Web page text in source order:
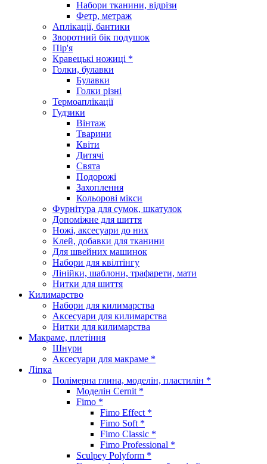
Набори тканини, відрізи
Фетр, метраж
Аплікації, бантики
Зворотний бік подушок
Пір'я
Кравецькі ножиці *
Голки, булавки
Булавки
Голки різні
Термоаплікації
Гудзики
Вінтаж
Тварини
Квіти
Дитячі
Свята
Подорожі
Захоплення
Кольорові мікси
Фурнітура для сумок, шкатулок
Допоміжне для шиття
Ножі, аксесуари до них
Клей, добавки для тканини
Для швейних машинок
Набори для квілтінгу
Лінійки, шаблони, трафарети, мати
Нитки для шиття
Килимарство
Набори для килимарства
Аксесуари для килимарства
Нитки для килимарства
Макраме, плетіння
Шнури
Аксесуари для макраме *
Ліпка
Полімерна глина, моделін, пластилін *
Моделін Cernit *
Fimo *
Fimo Effect *
Fimo Soft *
Fimo Classic *
Fimo Professional *
Sculpey Polyform *